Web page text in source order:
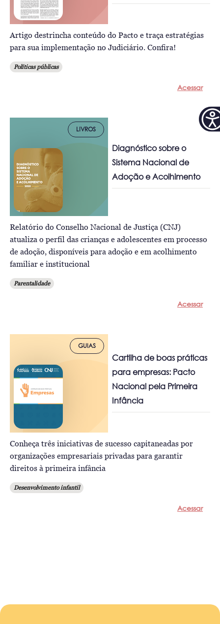
Artigo destrincha conteúdo do Pacto e traça estratégias
para sua implementação no Judiciário. Confira!
Políticas públicas
Acessar
LIVROS
Diagnóstico sobre o
Sistema Nacional de
Adoção e Acolhimento
Relatório do Conselho Nacional de Justiça (CNJ)
atualiza o perfil das crianças e adolescentes em processo
de adoção, disponíveis para adoção e em acolhimento
familiar e institucional
Parentalidade
Acessar
GUIAS
Cartilha de boas práticas
para empresas: Pacto
Nacional pela Primeira
Infância
Conheça três iniciativas de sucesso capitaneadas por
organizações empresariais privadas para garantir
direitos à primeira infância
Desenvolvimento infantil
Acessar